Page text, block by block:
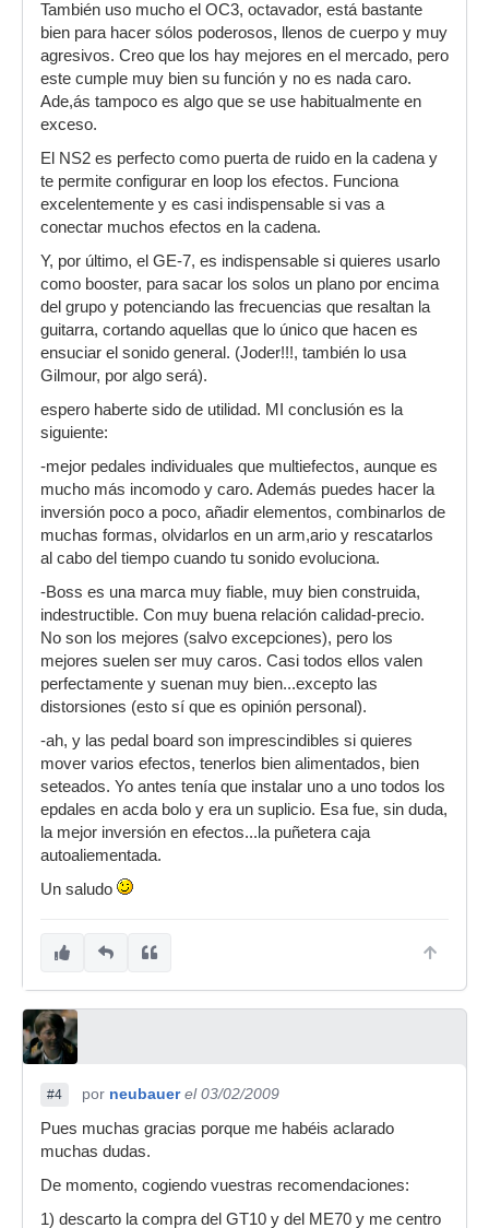
También uso mucho el OC3, octavador, está bastante
bien para hacer sólos poderosos, llenos de cuerpo y muy
agresivos. Creo que los hay mejores en el mercado, pero
este cumple muy bien su función y no es nada caro.
Ade,ás tampoco es algo que se use habitualmente en
exceso.
El NS2 es perfecto como puerta de ruido en la cadena y
te permite configurar en loop los efectos. Funciona
excelentemente y es casi indispensable si vas a
conectar muchos efectos en la cadena.
Y, por último, el GE-7, es indispensable si quieres usarlo
como booster, para sacar los solos un plano por encima
del grupo y potenciando las frecuencias que resaltan la
guitarra, cortando aquellas que lo único que hacen es
ensuciar el sonido general. (Joder!!!, también lo usa
Gilmour, por algo será).
espero haberte sido de utilidad. MI conclusión es la
siguiente:
-mejor pedales individuales que multiefectos, aunque es
mucho más incomodo y caro. Además puedes hacer la
inversión poco a poco, añadir elementos, combinarlos de
muchas formas, olvidarlos en un arm,ario y rescatarlos
al cabo del tiempo cuando tu sonido evoluciona.
-Boss es una marca muy fiable, muy bien construida,
indestructible. Con muy buena relación calidad-precio.
No son los mejores (salvo excepciones), pero los
mejores suelen ser muy caros. Casi todos ellos valen
perfectamente y suenan muy bien...excepto las
distorsiones (esto sí que es opinión personal).
-ah, y las pedal board son imprescindibles si quieres
mover varios efectos, tenerlos bien alimentados, bien
seteados. Yo antes tenía que instalar uno a uno todos los
epdales en acda bolo y era un suplicio. Esa fue, sin duda,
la mejor inversión en efectos...la puñetera caja
autoaliementada.
Un saludo
#4 por neubauer el 03/02/2009
Pues muchas gracias porque me habéis aclarado
muchas dudas.
De momento, cogiendo vuestras recomendaciones:
1) descarto la compra del GT10 y del ME70 y me centro